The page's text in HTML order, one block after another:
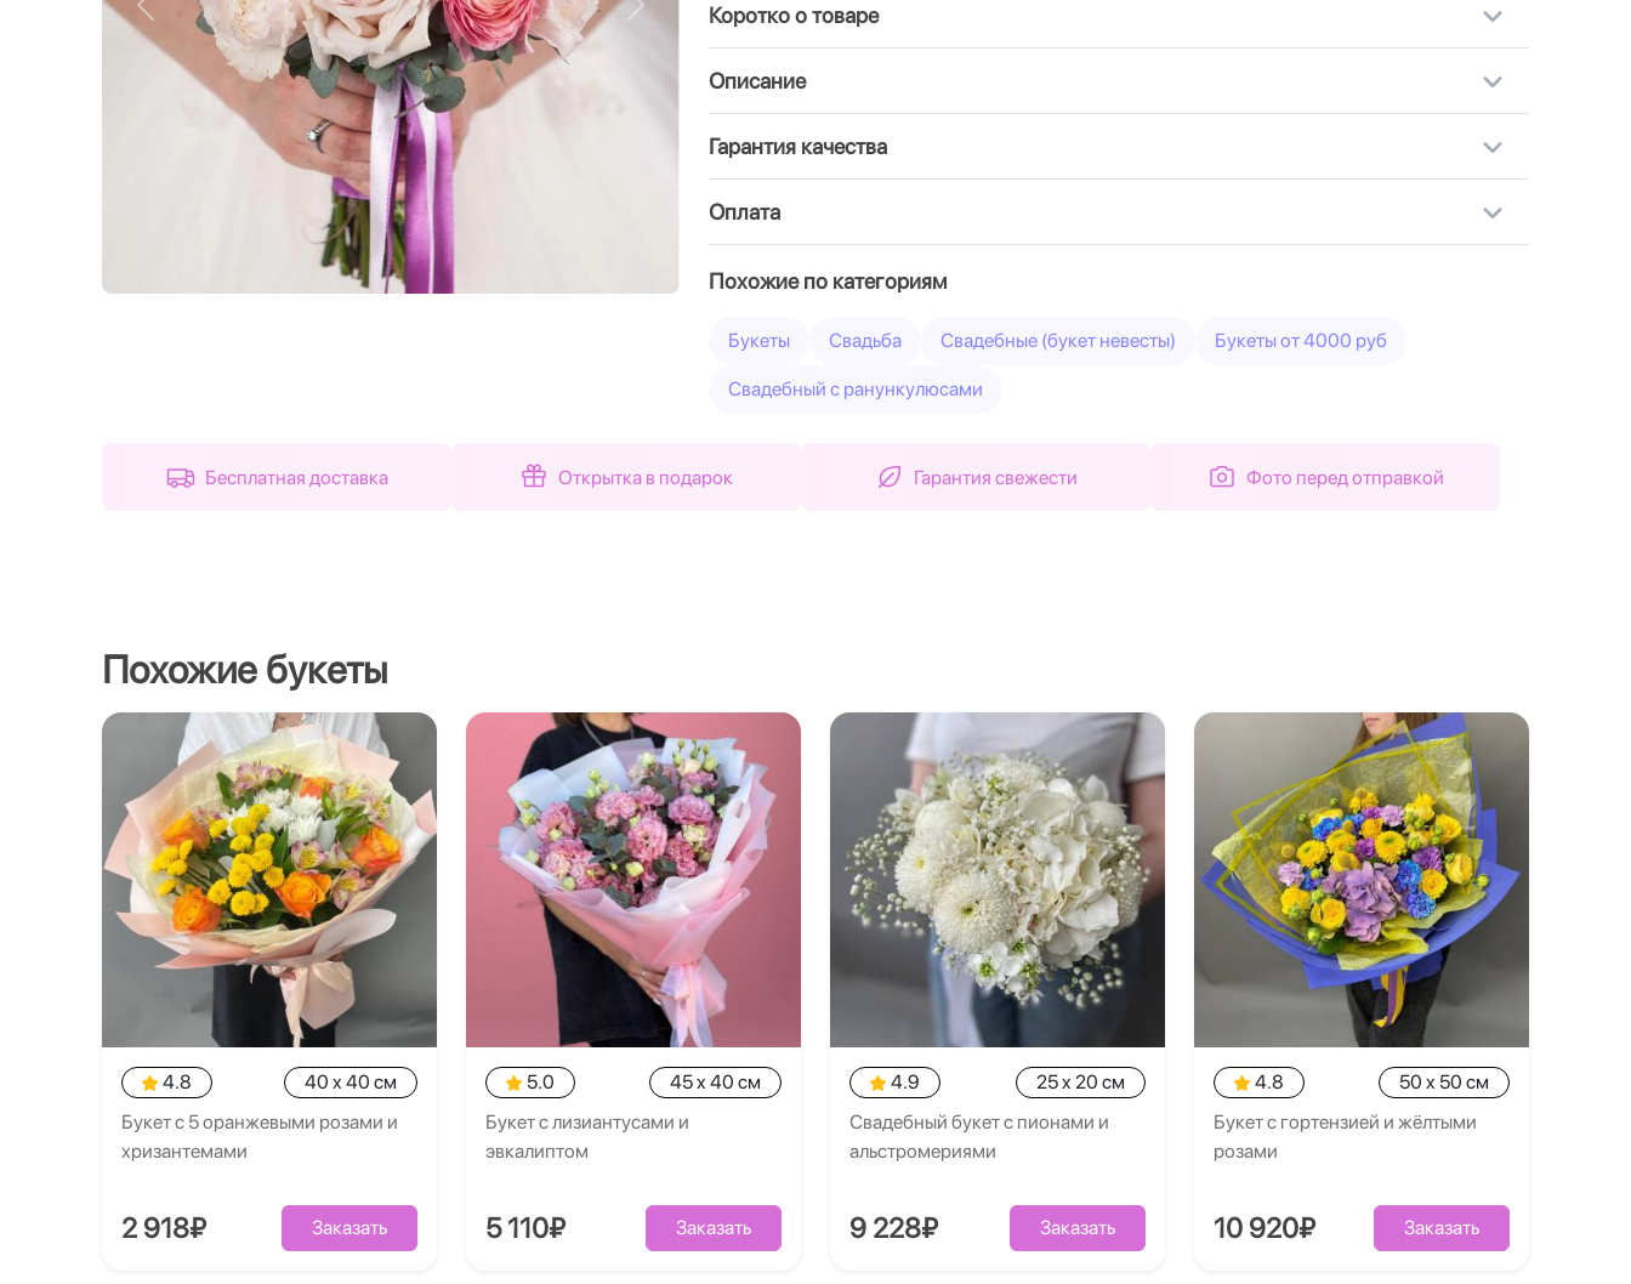
Назад Вперед Коротко о товаре
Описание
Гарантия качества
Оплата
Похожие по категориям
Букеты Свадьба Свадебные (букет невесты) Букеты от 4000 руб
Свадебный с ранункулюсами
Бесплатная доставка Открытка в подарок Гарантия свежести Фото перед отправкой
Похожие букеты
4.8
40 x 40 см
Букет с 5 оранжевыми розами и
хризантемами
2 918₽ Заказать
5.0
45 x 40 см
Букет с лизиантусами и
эвкалиптом
5 110₽ Заказать
4.9
25 x 20 см
Свадебный букет с пионами и
альстромериями
9 228₽ Заказать
4.8
50 x 50 см
Букет с гортензией и жёлтыми
розами
10 920₽ Заказать